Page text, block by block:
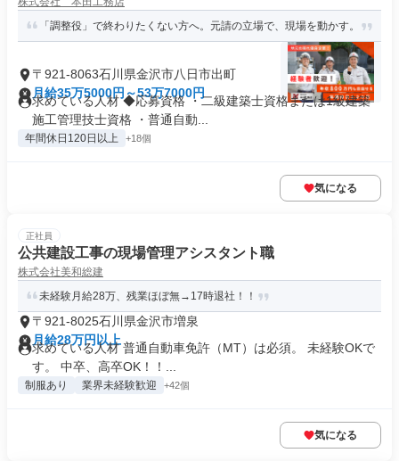
「調整役」で終わりたくない方へ。元請の立場で、現場を動かす。
〒921-8063石川県金沢市八日市出町
月給35万5000円～53万7000円
求めている人材 ◆応募資格 ・二級建築士資格または1級建築
施工管理技士資格 ・普通自動...
年間休日120日以上 +18個
気になる
正社員
公共建設工事の現場管理アシスタント職
株式会社美和総建
未経験月給28万、残業ほぼ無→17時退社！！
〒921-8025石川県金沢市増泉
月給28万円以上
求めている人材 普通自動車免許（MT）は必須。 未経験OKで
す。 中卒、高卒OK！！...
制服あり 業界未経験歓迎 +42個
気になる